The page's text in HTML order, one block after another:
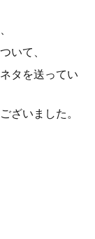
いて、
タを送ってい
ざいました。